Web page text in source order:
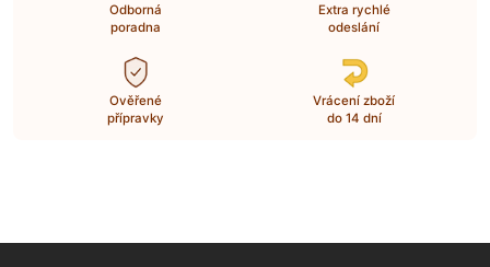
Odborná
poradna
Extra rychlé
odeslání
Ověřené
přípravky
Vrácení zboží
do 14 dní